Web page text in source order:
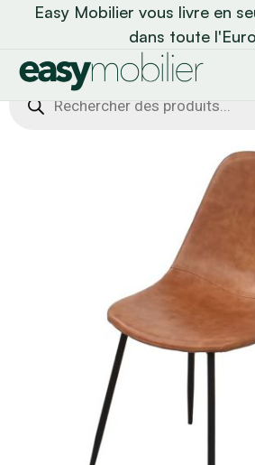
Easy Mobilier vous livre en
dans toute
Recherche
de